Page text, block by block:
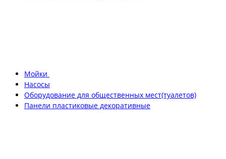
Мойки
Насосы
Оборудование для общественных мест(туалетов)
Панели пластиковые декоративные